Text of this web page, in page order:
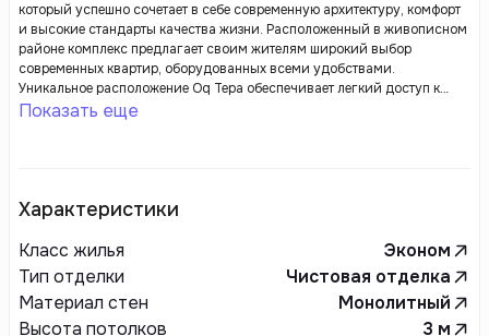
который успешно сочетает в себе современную архитектуру, комфорт
и высокие стандарты качества жизни. Расположенный в живописном
районе комплекс предлагает своим жителям широкий выбор
современных квартир, оборудованных всеми удобствами.
Уникальное расположение Oq Tepa обеспечивает легкий доступ к
инфраструктуре города, включая магазины, школы, медицинские
Показать еще
Характеристики
Класс жилья
Эконом
Тип отделки
Чистовая отделка
Материал стен
Монолитный
Высота потолков
3 м